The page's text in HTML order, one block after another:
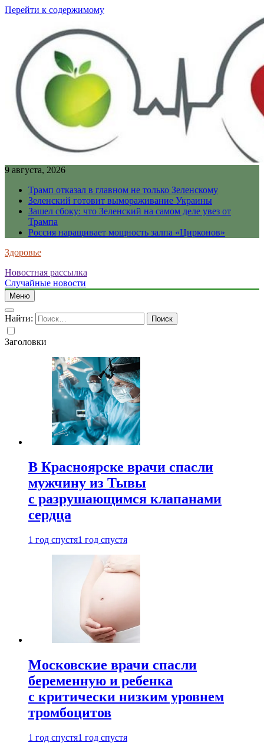
Перейти к содержимому
9 августа, 2026
Трамп отказал в главном не только Зеленскому
Зеленский готовит вымораживание Украины
Зашел сбоку: что Зеленский на самом деле увез от
Трампа
Россия наращивает мощность залпа «Цирконов»
Здоровье
Новостная рассылка
Случайные новости
Меню
Найти:
Заголовки
В Красноярске врачи спасли
мужчину из Тывы
с разрушающимся клапанами
сердца
1 год спустя1 год спустя
Московские врачи спасли
беременную и ребенка
с критически низким уровнем
тромбоцитов
1 год спустя1 год спустя